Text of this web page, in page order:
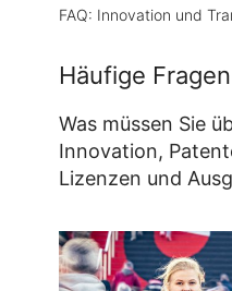
FAQ: Innovation und
Häufige
Was müssen Sie
Innovation,
Lizenzen und